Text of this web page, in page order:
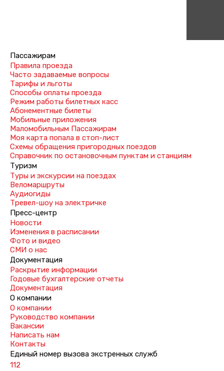
Пассажирам
Правила проезда
Часто задаваемые вопросы
Тарифы и льготы
Способы оплаты проезда
Режим работы билетных касс
Абонементные билеты
Мобильные приложения
Маломобильным Пассажирам
Моя карта попала в стоп-лист
Cхемы обращения пригородных поездов
Справочник по остановочным пунктам и станциям
Туризм
Туры и экскурсии на поездах
Веломаршруты
Аудиогиды
Тревел-шоу на электричке
Пресс-центр
Новости
Изменения в расписании
Фото и видео
СМИ о нас
Документация
Раскрытие информации
Годовые бухгалтерские отчеты
Документация
О компании
О компании
Руководство компании
Вакансии
Написать нам
Контакты
Единый номер вызова экстренных служб
112